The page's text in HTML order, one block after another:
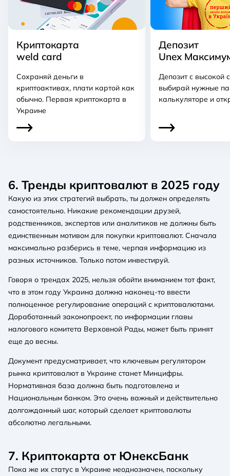
Криптокарта
weld card
Сохраняй деньги в
криптоактивах, плати картой как
обычно. Первая криптокарта в
Украине
Депозит
Unex
Депозит с высокой
выбирай нужные
калькуляторе и
6. Тренды криптовалют в 2025 году
Какую из этих стратегий выбрать, ты должен определять
самостоятельно. Никакие рекомендации друзей,
родственников, экспертов или аналитиков не должны быть
единственным мотивом для покупки криптовалют. Сначала
максимально разберись в теме, черпая информацию из
разных источников. Только потом инвестируй.
Говоря о трендах 2025, нельзя обойти вниманием тот факт,
что в этом году Украина должна наконец-то ввести
полноценное регулирование операций с криптовалютами.
Доработанный законопроект, по информации главы
налогового комитета Верховной Рады, может быть принят
еще до весны.
Документ предусматривает, что ключевым регулятором
рынка криптовалют в Украине станет Минцифры.
Нормативная база должна быть подготовлена и
Национальным банком. Это очень важный и действительно
долгожданный шаг, который сделает криптовалюты
абсолютно легальными.
7. Криптокарта от ЮнексБанк
Пока же их статус в Украине неоднозначен, поскольку